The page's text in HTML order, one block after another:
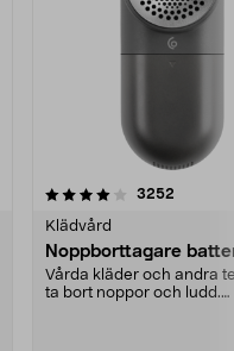
3252
Klädvård
Noppborttagare
Vårda kläder och andra
ta bort noppor och ludd.
4.5av 5 stjärnor